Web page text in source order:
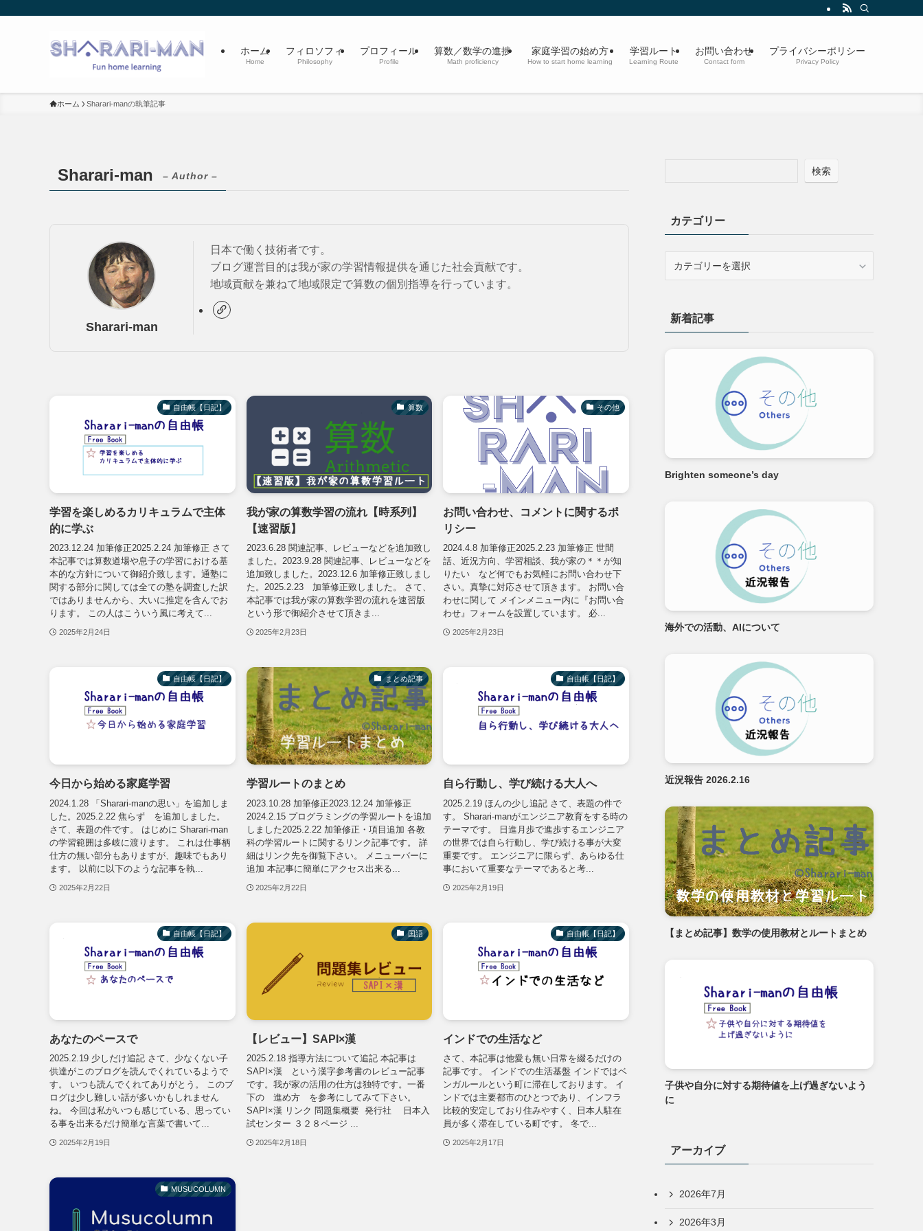
ホーム
Home
フィロソフィ
Philosophy
プロフィール
Profile
算数／数学の進捗
Math proficiency
家庭学習の始め方
How to start home learning
学習ルート
Learning Route
お問い合わせ
Contact form
プライバシーポリシー
Privacy Policy
ホーム Sharari-manの執筆記事
Sharari-man – Author –
Sharari-man
日本で働く技術者です。
ブログ運営目的は我が家の学習情報提供を通じた社会貢献です。
地域貢献を兼ねて地域限定で算数の個別指導を行っています。
自由帳【日記】
学習を楽しめるカリキュラムで主体
的に学ぶ
2023.12.24 加筆修正2025.2.24 加筆修正 さて
本記事では算数道場や息子の学習における基
本的な方針について御紹介致します。通塾に
関する部分に関しては全ての塾を調査した訳
ではありませんから、大いに推定を含んでお
ります。 この人はこういう風に考えて...
2025年2月24日
算数
我が家の算数学習の流れ【時系列】
【速習版】
2023.6.28 関連記事、レビューなどを追加致し
ました。2023.9.28 関連記事、レビューなどを
追加致しました。2023.12.6 加筆修正致しまし
た。2025.2.23 加筆修正致しました。 さて、
本記事では我が家の算数学習の流れを速習版
という形で御紹介させて頂きま...
2025年2月23日
その他
お問い合わせ、コメントに関するポ
リシー
2024.4.8 加筆修正2025.2.23 加筆修正 世間
話、近況方向、学習相談、我が家の＊＊が知
りたい など何でもお気軽にお問い合わせ下
さい。真摯に対応させて頂きます。 お問い合
わせに関して メインメニュー内に『お問い合
わせ』フォームを設置しています。 必...
2025年2月23日
自由帳【日記】
今日から始める家庭学習
2024.1.28 「Sharari-manの思い」を追加しま
した。2025.2.22 焦らず を追加しました。
さて、表題の件です。 はじめに Sharari-man
の学習範囲は多岐に渡ります。 これは仕事柄
仕方の無い部分もありますが、趣味でもあり
ます。 以前に以下のような記事を執...
2025年2月22日
まとめ記事
学習ルートのまとめ
2023.10.28 加筆修正2023.12.24 加筆修正
2024.2.15 プログラミングの学習ルートを追加
しました2025.2.22 加筆修正・項目追加 各教
科の学習ルートに関するリンク記事です。 詳
細はリンク先を御覧下さい。 メニューバーに
追加 本記事に簡単にアクセス出来る...
2025年2月22日
自由帳【日記】
自ら行動し、学び続ける大人へ
2025.2.19 ほんの少し追記 さて、表題の件で
す。 Sharari-manがエンジニア教育をする時の
テーマです。 日進月歩で進歩するエンジニア
の世界では自ら行動し、学び続ける事が大変
重要です。 エンジニアに限らず、あらゆる仕
事において重要なテーマであると考...
2025年2月19日
自由帳【日記】
あなたのペースで
2025.2.19 少しだけ追記 さて、少なくない子
供達がこのブログを読んでくれているようで
す。 いつも読んでくれてありがとう。 このブ
ログは少し難しい話が多いかもしれません
ね。 今回は私がいつも感じている、思ってい
る事を出来るだけ簡単な言葉で書いて...
2025年2月19日
国語
【レビュー】SAPI×漢
2025.2.18 指導方法について追記 本記事は
SAPI×漢 という漢字参考書のレビュー記事
です。我が家の活用の仕方は独特です。一番
下の 進め方 を参考にしてみて下さい。
SAPI×漢 リンク 問題集概要 発行社 ‎ 日本入
試センター ３２８ページ ...
2025年2月18日
自由帳【日記】
インドでの生活など
さて、本記事は他愛も無い日常を綴るだけの
記事です。 インドでの生活基盤 インドではベ
ンガルールという町に滞在しております。 イ
ンドでは主要都市のひとつであり、インフラ
比較的安定しており住みやすく、日本人駐在
員が多く滞在している町です。 冬で...
2025年2月17日
MUSUCOLUMN
検索
カテゴリー
ー新着記事
Brighten someone’s day
海外での活動、AIについて
近況報告 2026.2.16
【まとめ記事】数学の使用教材とルートまとめ
子供や自分に対する期待値を上げ過ぎないよう
に
アーカイブ
2026年7月
2026年3月